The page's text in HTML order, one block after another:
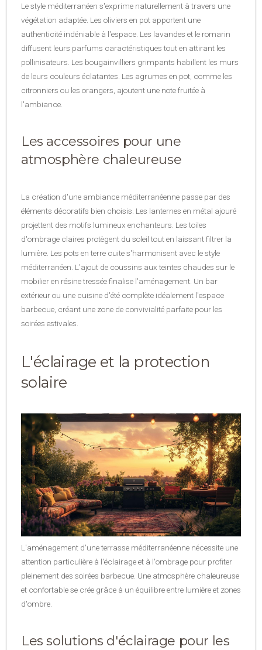
Le style méditerranéen s'exprime naturellement à travers une
végétation adaptée. Les oliviers en pot apportent une
authenticité indéniable à l'espace. Les lavandes et le romarin
diffusent leurs parfums caractéristiques tout en attirant les
pollinisateurs. Les bougainvilliers grimpants habillent les murs
de leurs couleurs éclatantes. Les agrumes en pot, comme les
citronniers ou les orangers, ajoutent une note fruitée à
l'ambiance.
Les accessoires pour une
atmosphère chaleureuse
La création d'une ambiance méditerranéenne passe par des
éléments décoratifs bien choisis. Les lanternes en métal ajouré
projettent des motifs lumineux enchanteurs. Les toiles
d'ombrage claires protègent du soleil tout en laissant filtrer la
lumière. Les pots en terre cuite s'harmonisent avec le style
méditerranéen. L'ajout de coussins aux teintes chaudes sur le
mobilier en résine tressée finalise l'aménagement. Un bar
extérieur ou une cuisine d'été complète idéalement l'espace
barbecue, créant une zone de convivialité parfaite pour les
soirées estivales.
L'éclairage et la protection
solaire
L'aménagement d'une terrasse méditerranéenne nécessite une
attention particulière à l'éclairage et à l'ombrage pour profiter
pleinement des soirées barbecue. Une atmosphère chaleureuse
et confortable se crée grâce à un équilibre entre lumière et zones
d'ombre.
Les solutions d'éclairage pour les